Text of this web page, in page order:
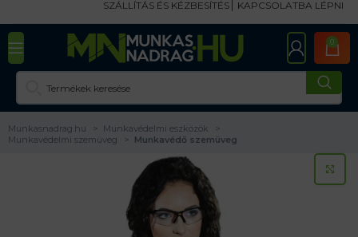
SZÁLLÍTÁS ÉS KÉZBESÍTÉS KAPCSOLATBA LÉPNI
0
Munkasnadrag.hu
Munkavédelmi eszközök
Munkavédelmi szemüveg
Munkavédő szemüveg